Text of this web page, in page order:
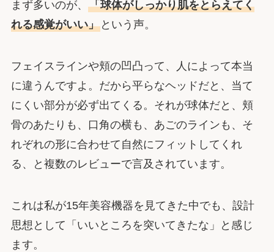
まず多いのが、 「球体がしっかり肌をとらえてく
れる感覚がいい」という声。
フェイスラインや頬の凹凸って、人によって本当
に違うんですよ。だから平らなヘッドだと、当て
にくい部分が必ず出てくる。それが球体だと、頬
骨のあたりも、口角の横も、あごのラインも、そ
れぞれの形に合わせて自然にフィットしてくれ
る、と複数のレビューで言及されています。
これは私が15年美容機器を見てきた中でも、設計
思想として「いいところを突いてきたな」と感じ
ます。